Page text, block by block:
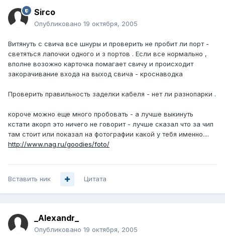
Sirco
Опубликовано 19 октября, 2005
Витянуть с свича все шнуры и проверить не пробит ли порт -
светяться лапочки одного и з портов . Если все нормально ,
вполне возожно карточка помагает свичу и происходит
закорачивание входа на выход свича - кроснаводка
Проверить правильность заделки кабеля - нет ли разнопарки .
короче можно еще много пробовать - а лучше выкинуть
кстати акорп это ничего не говорит - лучше сказал что за чип
там стоит или показал на фотографии какой у тебя именно....
http://www.nag.ru/goodies/foto/
Вставить ник Цитата
_Alexandr_
Опубликовано 19 октября, 2005